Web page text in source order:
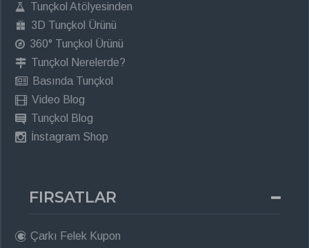
Tunçkol Atölyesinden
3D Tunçkol Ürünü
360° Tunçkol Ürünü
Tunçkol Nerelerde?
Basında Tunçkol
Video Blog
Tunçkol Blog
İnstagram Shop
FIRSATLAR
Çarkı Felek Kupon